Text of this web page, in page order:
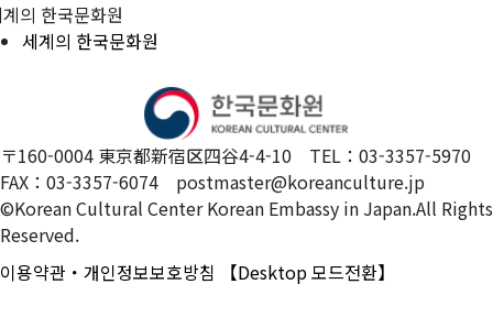
의 한국문화원
세계의 한국문화원
〒160-0004 東京都新宿区四谷4-4-10 TEL：03-3357-5970
FAX：03-3357-6074 postmaster@koreanculture.jp
©Korean Cultural Center Korean Embassy in Japan.All Rights
Reserved.
이용약관・개인정보보호방침
【Desktop 모드전환】